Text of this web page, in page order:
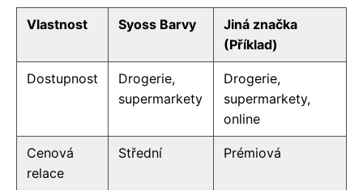
Vlastnost Syoss Barvy
Jiná značka
(Příklad)
Dostupnost
Drogerie,
supermarkety
Drogerie,
supermarkety,
online
Cenová
relace
Střední Prémiová